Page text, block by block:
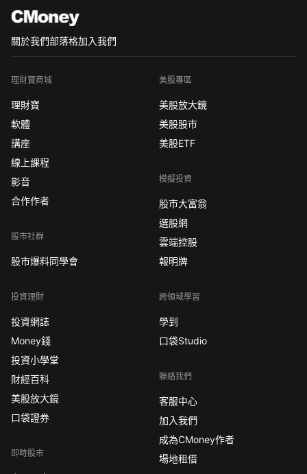
神兵
關於我們部落格加入我們
理財寶商城
理財寶
軟體
講座
線上課程
影音
合作作者
股市社群
股市爆料同學會
投資理財
投資網誌
Money錢
投資小學堂
財經百科
美股放大鏡
口袋證券
即時股市
美股專區
美股放大鏡
美股股市
美股ETF
模擬投資
股市大富翁
選股網
雲端控股
報明牌
跨領域學習
學到
口袋Studio
聯絡我們
客服中心
加入我們
成為CMoney作者
場地租借